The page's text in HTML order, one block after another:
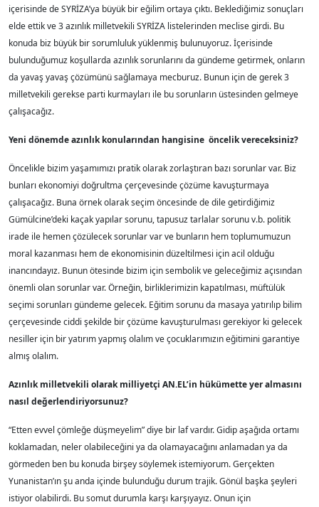
içerisinde de SYRİZA’ya büyük bir eğilim ortaya çıktı. Beklediğimiz sonuçları
elde ettik ve 3 azınlık milletvekili SYRİZA listelerinden meclise girdi. Bu
konuda biz büyük bir sorumluluk yüklenmiş bulunuyoruz. İçerisinde
bulunduğumuz koşullarda azınlık sorunlarını da gündeme getirmek, onların
da yavaş yavaş çözümünü sağlamaya mecburuz. Bunun için de gerek 3
milletvekili gerekse parti kurmayları ile bu sorunların üstesinden gelmeye
çalışacağız.
Yeni dönemde azınlık konularından hangisine öncelik vereceksiniz?
Öncelikle bizim yaşamımızı pratik olarak zorlaştıran bazı sorunlar var. Biz
bunları ekonomiyi doğrultma çerçevesinde çözüme kavuşturmaya
çalışacağız. Buna örnek olarak seçim öncesinde de dile getirdiğimiz
Gümülcine’deki kaçak yapılar sorunu, tapusuz tarlalar sorunu v.b. politik
irade ile hemen çözülecek sorunlar var ve bunların hem toplumumuzun
moral kazanması hem de ekonomisinin düzeltilmesi için acil olduğu
inancındayız. Bunun ötesinde bizim için sembolik ve geleceğimiz açısından
önemli olan sorunlar var. Örneğin, birliklerimizin kapatılması, müftülük
seçimi sorunları gündeme gelecek. Eğitim sorunu da masaya yatırılıp bilim
çerçevesinde ciddi şekilde bir çözüme kavuşturulması gerekiyor ki gelecek
nesiller için bir yatırım yapmış olalım ve çocuklarımızın eğitimini garantiye
almış olalım.
Azınlık milletvekili olarak milliyetçi AN.EL’in hükümette yer almasını
nasıl değerlendiriyorsunuz?
“Etten evvel çömleğe düşmeyelim” diye bir laf vardır. Gidip aşağıda ortamı
koklamadan, neler olabileceğini ya da olamayacağını anlamadan ya da
görmeden ben bu konuda birşey söylemek istemiyorum. Gerçekten
Yunanistan’ın şu anda içinde bulunduğu durum trajik. Gönül başka şeyleri
istiyor olabilirdi. Bu somut durumla karşı karşıyayız. Onun için